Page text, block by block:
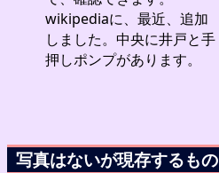
wikipediaに、最近、追加
しました。中央に井戸と手
押しポンプがあります。
写真はないが現存するもの